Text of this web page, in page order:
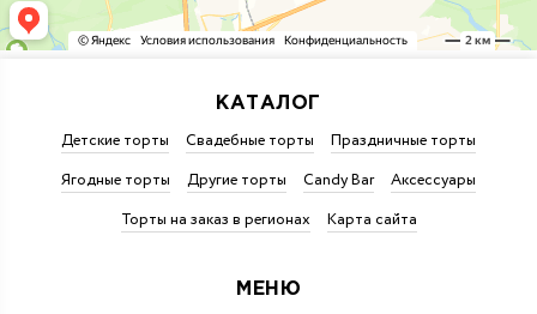
КАТАЛОГ
Детские торты Свадебные торты
Праздничные торты
Ягодные торты
Другие торты Candy Bar
Аксессуары
Торты на заказ в регионах
Карта сайта
МЕНЮ